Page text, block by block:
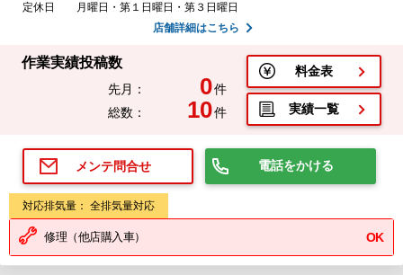
定休日
月曜日・第１日曜日・第３日曜日
店舗詳細はこちら
作業実績投稿数
先月： 0件
総数：
10件
料金表
実績一覧
メンテ問合せ 電話をかける
対応排気量： 全排気量対応
修理（他店購入車） OK